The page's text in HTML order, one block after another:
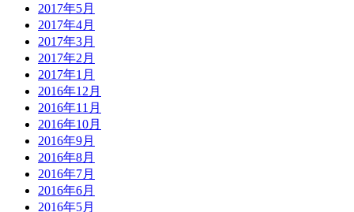
2017年5月
2017年4月
2017年3月
2017年2月
2017年1月
2016年12月
2016年11月
2016年10月
2016年9月
2016年8月
2016年7月
2016年6月
2016年5月